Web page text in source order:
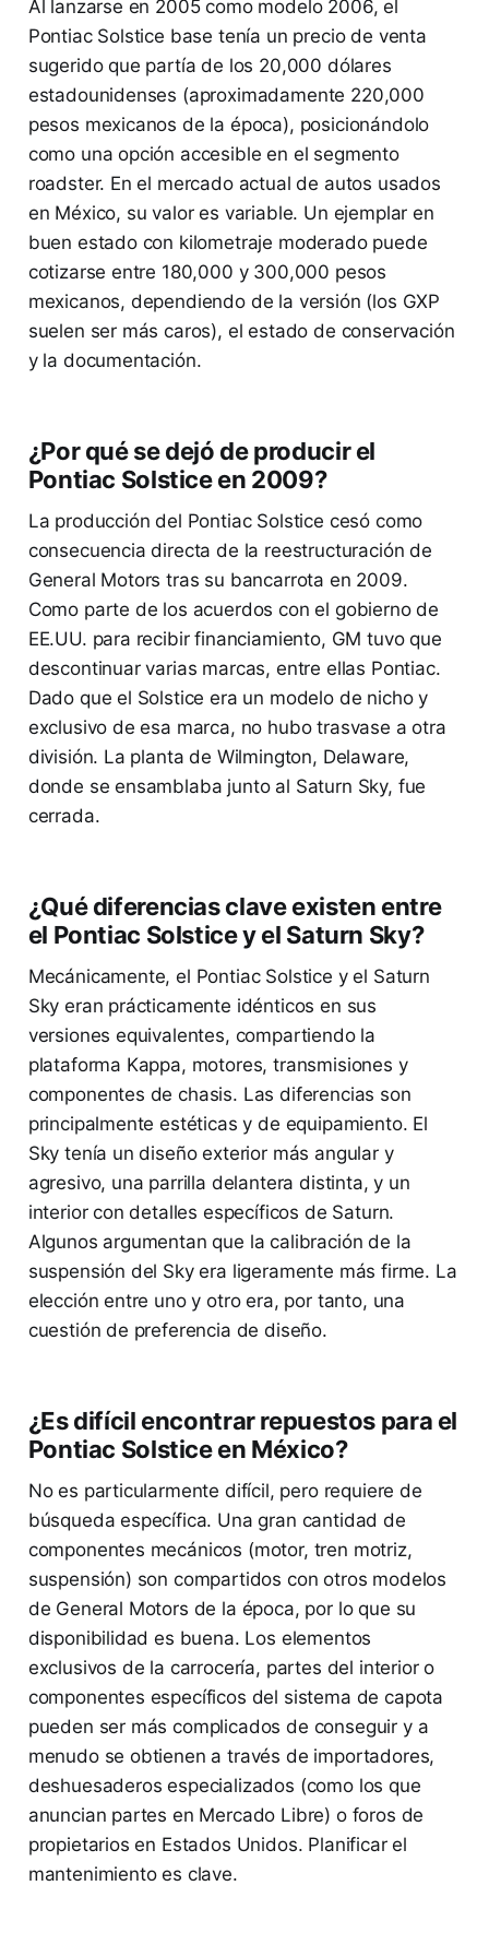
Al lanzarse en 2005 como modelo 2006, el
Pontiac Solstice base tenía un precio de venta
sugerido que partía de los 20,000 dólares
estadounidenses (aproximadamente 220,000
pesos mexicanos de la época), posicionándolo
como una opción accesible en el segmento
roadster. En el mercado actual de autos usados
en México, su valor es variable. Un ejemplar en
buen estado con kilometraje moderado puede
cotizarse entre 180,000 y 300,000 pesos
mexicanos, dependiendo de la versión (los GXP
suelen ser más caros), el estado de conservación
y la documentación.
¿Por qué se dejó de producir el
Pontiac Solstice en 2009?
La producción del Pontiac Solstice cesó como
consecuencia directa de la reestructuración de
General Motors tras su bancarrota en 2009.
Como parte de los acuerdos con el gobierno de
EE.UU. para recibir financiamiento, GM tuvo que
descontinuar varias marcas, entre ellas Pontiac.
Dado que el Solstice era un modelo de nicho y
exclusivo de esa marca, no hubo trasvase a otra
división. La planta de Wilmington, Delaware,
donde se ensamblaba junto al Saturn Sky, fue
cerrada.
¿Qué diferencias clave existen entre
el Pontiac Solstice y el Saturn Sky?
Mecánicamente, el Pontiac Solstice y el Saturn
Sky eran prácticamente idénticos en sus
versiones equivalentes, compartiendo la
plataforma Kappa, motores, transmisiones y
componentes de chasis. Las diferencias son
principalmente estéticas y de equipamiento. El
Sky tenía un diseño exterior más angular y
agresivo, una parrilla delantera distinta, y un
interior con detalles específicos de Saturn.
Algunos argumentan que la calibración de la
suspensión del Sky era ligeramente más firme. La
elección entre uno y otro era, por tanto, una
cuestión de preferencia de diseño.
¿Es difícil encontrar repuestos para el
Pontiac Solstice en México?
No es particularmente difícil, pero requiere de
búsqueda específica. Una gran cantidad de
componentes mecánicos (motor, tren motriz,
suspensión) son compartidos con otros modelos
de General Motors de la época, por lo que su
disponibilidad es buena. Los elementos
exclusivos de la carrocería, partes del interior o
componentes específicos del sistema de capota
pueden ser más complicados de conseguir y a
menudo se obtienen a través de importadores,
deshuesaderos especializados (como los que
anuncian partes en Mercado Libre) o foros de
propietarios en Estados Unidos. Planificar el
mantenimiento es clave.